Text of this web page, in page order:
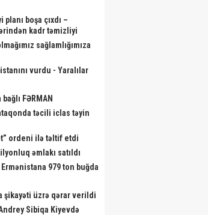
boşa çıxdı –
kadr təmizliyi
sağlamlığımıza
vurdu - Yaralılar
FƏRMAN
təcili iclas təyin
ordeni ilə təltif etdi
əmlakı satıldı
979 ton buğda
şikayəti üzrə qərar verildi
Sibiqa Kiyevdə